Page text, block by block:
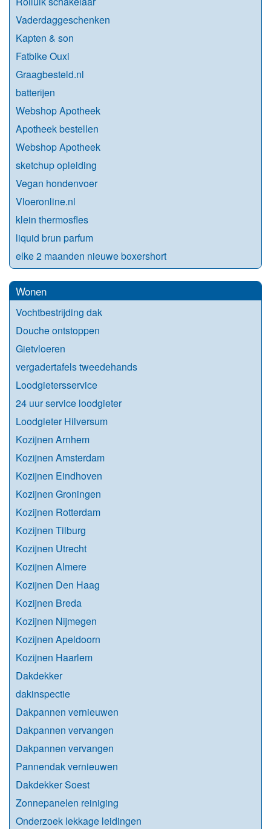
Vaderdaggeschenken
Kapten & son
Fatbike Ouxi
Graagbesteld.nl
batterijen
Webshop Apotheek
Apotheek bestellen
Webshop Apotheek
sketchup opleiding
Vegan hondenvoer
Vloeronline.nl
klein thermosfles
liquid brun parfum
elke 2 maanden nieuwe boxershort
Wonen
Vochtbestrijding dak
Douche ontstoppen
Gietvloeren
vergadertafels tweedehands
Loodgietersservice
24 uur service loodgieter
Loodgieter Hilversum
Kozijnen Arnhem
Kozijnen Amsterdam
Kozijnen Eindhoven
Kozijnen Groningen
Kozijnen Rotterdam
Kozijnen Tilburg
Kozijnen Utrecht
Kozijnen Almere
Kozijnen Den Haag
Kozijnen Breda
Kozijnen Nijmegen
Kozijnen Apeldoorn
Kozijnen Haarlem
Dakdekker
dakinspectie
Dakpannen vernieuwen
Dakpannen vervangen
Dakpannen vervangen
Pannendak vernieuwen
Dakdekker Soest
Zonnepanelen reiniging
Onderzoek lekkage leidingen